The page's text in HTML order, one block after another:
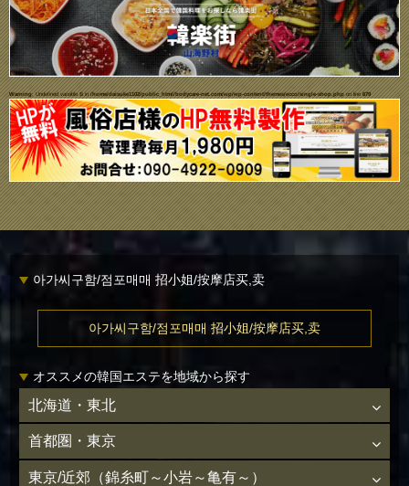
Warning: Undefined variable $i in/home/daisuke1102/public_html/bodycare-net.com/wp/wp-content/themes/ecco/single-shop.phpon line679
아가씨구함/점포매매 招小姐/按摩店买,卖
아가씨구함/점포매매 招小姐/按摩店买,卖
オススメの韓国エステを地域から探す
北海道・東北
首都圏・東京
東京/近郊（錦糸町～小岩～亀有～）